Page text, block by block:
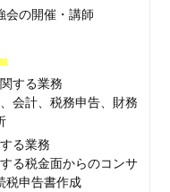
の開催・講師
する業務
会計、税務申告、財務
る業務
る税金面からのコンサ
税申告書作成